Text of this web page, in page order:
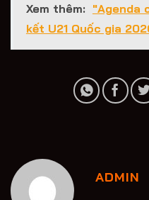
Xem thêm: "Agenda
kết U21 Quốc gia
ADMIN